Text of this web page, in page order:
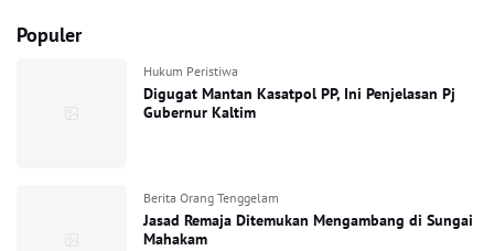
Populer
Hukum Peristiwa
Digugat Mantan Kasatpol PP, Ini Penjelasan Pj
Gubernur Kaltim
Berita Orang Tenggelam
Jasad Remaja Ditemukan Mengambang di Sungai
Mahakam